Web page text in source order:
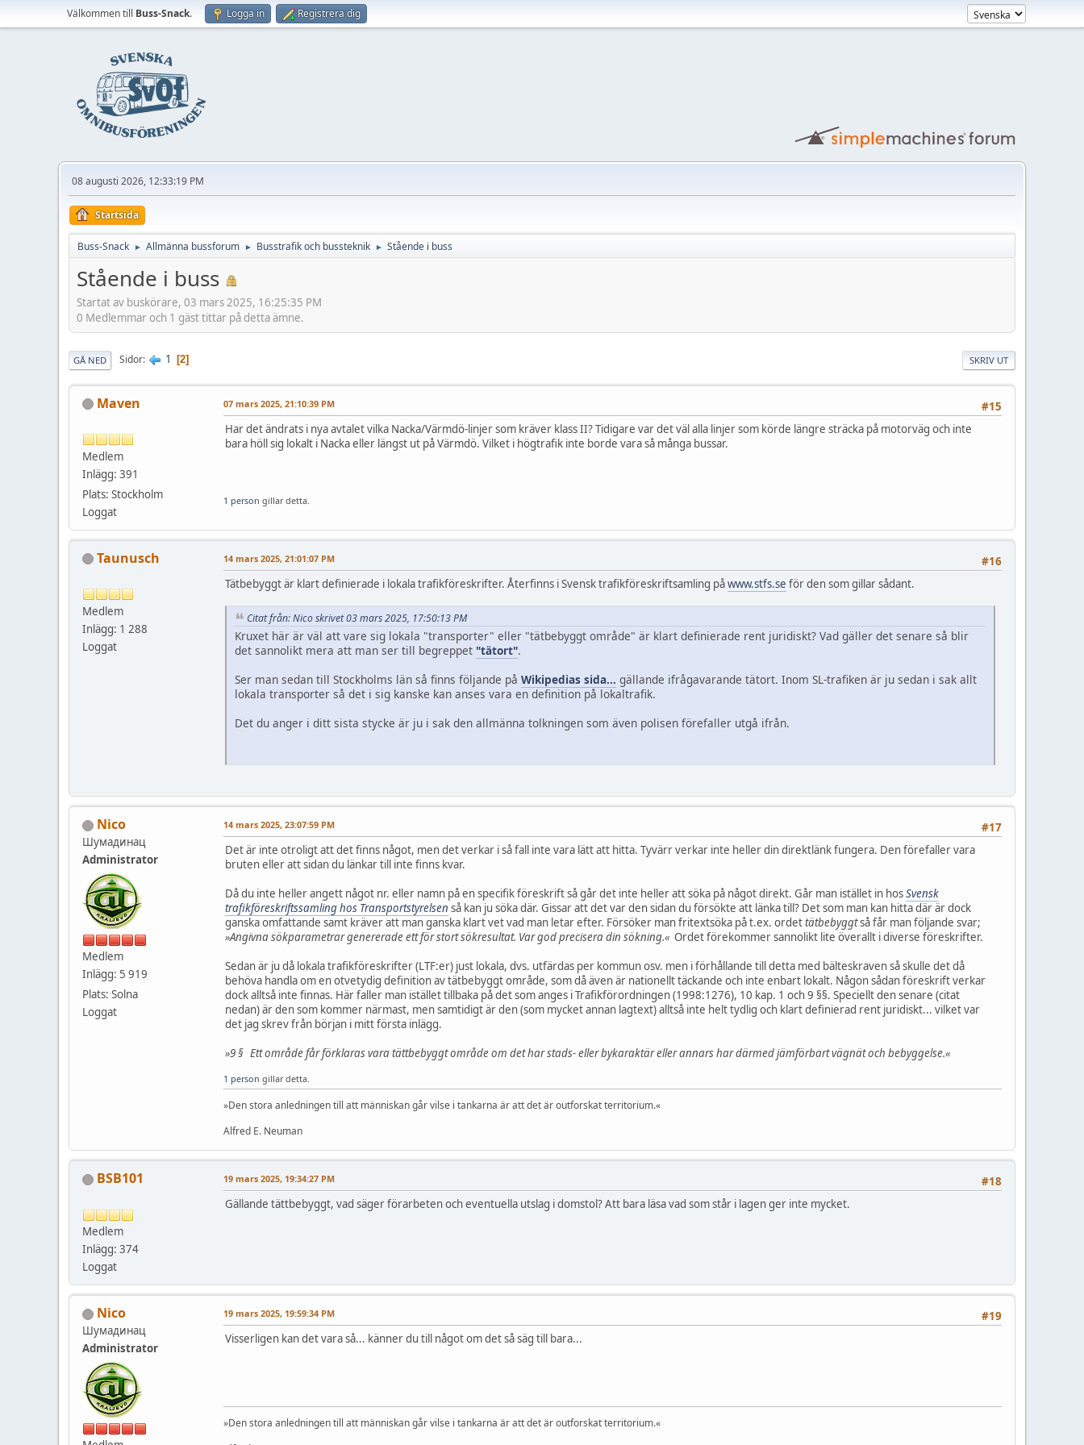
Välkommen till Buss-Snack. Logga in Registrera dig
08 augusti 2026, 12:33:19 PM
Startsida
Buss-Snack ► Allmänna bussforum ► Busstrafik och bussteknik ► Stående i buss
Stående i buss
Startat av buskörare, 03 mars 2025, 16:25:35 PM
0 Medlemmar och 1 gäst tittar på detta ämne.
SKRIV UT
GÅ NED Sidor 1 2
Maven
Medlem
Inlägg: 391
Plats: Stockholm
Loggat
#15
07 mars 2025, 21:10:39 PM
Har det ändrats i nya avtalet vilka Nacka/Värmdö-linjer som kräver klass II? Tidigare var det väl alla linjer som körde längre sträcka på motorväg och inte
bara höll sig lokalt i Nacka eller längst ut på Värmdö. Vilket i högtrafik inte borde vara så många bussar.
1 person gillar detta.
Taunusch
Medlem
Inlägg: 1 288
Loggat
#16
14 mars 2025, 21:01:07 PM
Tätbebyggt är klart definierade i lokala trafikföreskrifter. Återfinns i Svensk trafikföreskriftsamling påwww.stfs.se för den som gillar sådant.
Citat från: Nico skrivet 03 mars 2025, 17:50:13 PM
Kruxet här är väl att vare sig lokala "transporter" eller "tätbebyggt område" är klart definierade rent juridiskt? Vad gäller det senare så blir
det sannolikt mera att man ser till begreppet "tätort".
Ser man sedan till Stockholms län så finns följande på Wikipedias sida... gällande ifrågavarande tätort. Inom SL-trafiken är ju sedan i sak allt
lokala transporter så det i sig kanske kan anses vara en definition på lokaltrafik.
Det du anger i ditt sista stycke är ju i sak den allmänna tolkningen som även polisen förefaller utgå ifrån.
Nico
Шумадинац
Administrator
Medlem
Inlägg: 5 919
Plats: Solna
Loggat
#17
14 mars 2025, 23:07:59 PM
Det är inte otroligt att det finns något, men det verkar i så fall inte vara lätt att hitta. Tyvärr verkar inte heller din direktlänk fungera. Den förefaller vara
bruten eller att sidan du länkar till inte finns kvar.
Då du inte heller angett något nr. eller namn på en specifik föreskrift så går det inte heller att söka på något direkt. Går man istället in hosSvensk
trafikföreskriftssamling hos Transportstyrelsen så kan ju söka där. Gissar att det var den sidan du försökte att länka till? Det som man kan hitta där är dock
ganska omfattande samt kräver att man ganska klart vet vad man letar efter. Försöker man fritextsöka på t.ex. ordettätbebyggtså får man följande svar;
»Angivna sökparametrar genererade ett för stort sökresultat. Var god precisera din sökning.« Ordet förekommer sannolikt lite överallt i diverse föreskrifter.
Sedan är ju då lokala trafikföreskrifter (LTF:er) just lokala, dvs. utfärdas per kommun osv. men i förhållande till detta med bälteskraven så skulle det då
behöva handla om en otvetydig definition av tätbebyggt område, som då även är nationellt täckande och inte enbart lokalt. Någon sådan föreskrift verkar
dock alltså inte finnas. Här faller man istället tillbaka på det som anges i Trafikförordningen (1998:1276), 10 kap. 1 och 9 §§. Speciellt den senare (citat
nedan) är den som kommer närmast, men samtidigt är den (som mycket annan lagtext) alltså inte helt tydlig och klart definierad rent juridiskt... vilket var
det jag skrev från början i mitt första inlägg.
»9 § Ett område får förklaras vara tättbebyggt område om det har stads- eller bykaraktär eller annars har därmed jämförbart vägnät och bebyggelse.«
1 person gillar detta.
»Den stora anledningen till att människan går vilse i tankarna är att det är outforskat territorium.«
Alfred E. Neuman
BSB101
Medlem
Inlägg: 374
Loggat
#18
19 mars 2025, 19:34:27 PM
Gällande tättbebyggt, vad säger förarbeten och eventuella utslag i domstol? Att bara läsa vad som står i lagen ger inte mycket.
Nico
Шумадинац
Administrator
#19
19 mars 2025, 19:59:34 PM
Visserligen kan det vara så... känner du till något om det så säg till bara...
»Den stora anledningen till att människan går vilse i tankarna är att det är outforskat territorium.«